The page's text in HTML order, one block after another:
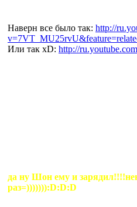
Наверн все было так: http://
Или так xD: http://
да ну Шон ему и
раз=))))))):D:D:D